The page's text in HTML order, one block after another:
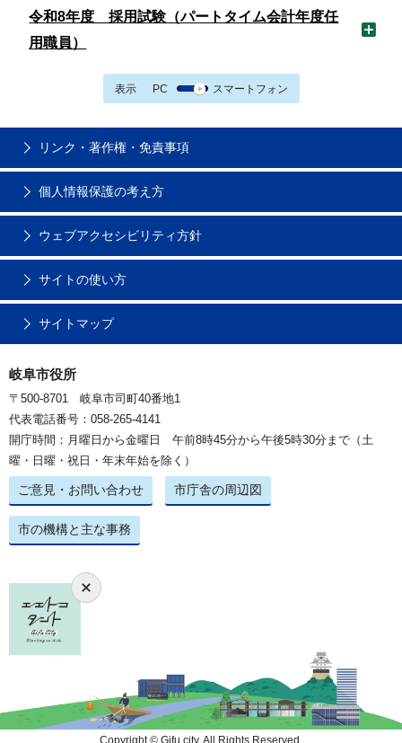
令和8年度 採用試験（パートタイム会計年度任
用職員）
表示 PC スマートフォン
リンク・著作権・免責事項
個人情報保護の考え方
ウェブアクセシビリティ方針
サイトの使い方
サイトマップ
岐阜市役所
〒500-8701 岐阜市司町40番地1
代表電話番号：058-265-4141
開庁時間：月曜日から金曜日 午前8時45分から午後5時30分まで（土
曜・日曜・祝日・年末年始を除く）
ご意見・お問い合わせ 市庁舎の周辺図
市の機構と主な事務
Copyright © Gifu city. All Rights Reserved.